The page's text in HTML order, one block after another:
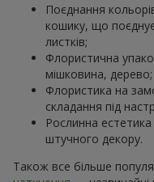
Поєднання
кошику, що
листків;
Флористична
мішковина, дерево;
Флористика на
складання під
Рослинна
штучного декору.
Також все більше